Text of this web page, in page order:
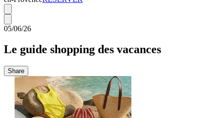
05/06/26
Le guide shopping des vacances
Share